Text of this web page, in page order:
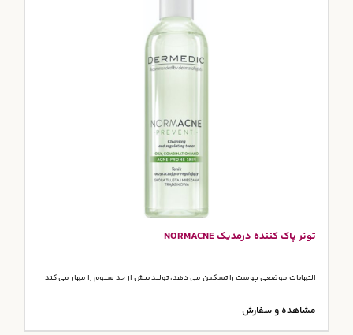
تونر پاک کننده درمدیک NORMACNE
التهابات موضعی پوست را تسکین می دهد، تولید بیش از حد سبوم را مهار می کند
مشاهده و سفارش